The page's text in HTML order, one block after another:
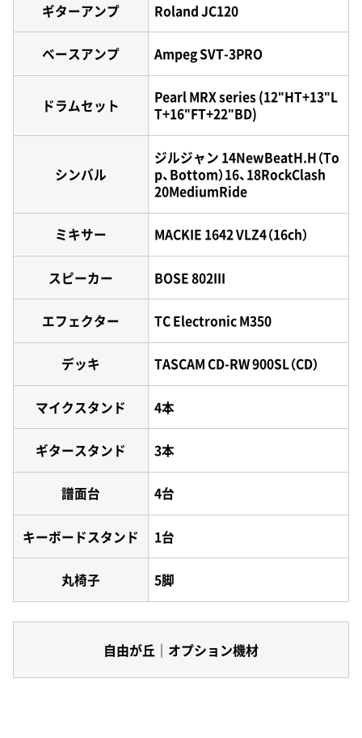
ギターアンプ Roland JC120
ベースアンプ Ampeg SVT-3PRO
ドラムセット
Pearl MRX series (12"HT+13"L
T+16"FT+22"BD)
シンバル
ジルジャン 14NewBeatH.H（To
p、Bottom）16、18RockClash
20MediumRide
ミキサー MACKIE 1642 VLZ4（16ch）
スピーカー BOSE 802III
エフェクター TC Electronic M350
デッキ TASCAM CD-RW 900SL（CD）
マイクスタンド 4本
ギタースタンド 3本
譜面台 4台
キーボードスタンド 1台
丸椅子 5脚
自由が丘｜オプション機材